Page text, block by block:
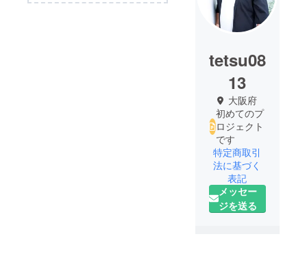
tetsu08
13
大阪府
初めてのプ
ロジェクト
です
特定商取引
法に基づく
表記
メッセー
ジを送る